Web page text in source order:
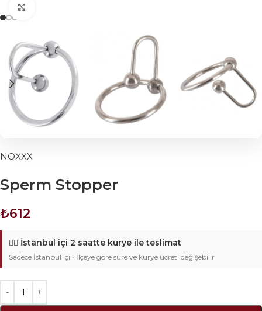
NOXXX
Sperm Stopper
₺612
🚴‍♂️ İstanbul içi 2 saatte kurye ile teslimat
Sadece İstanbul içi • İlçeye göre süre ve kurye ücreti değişebilir